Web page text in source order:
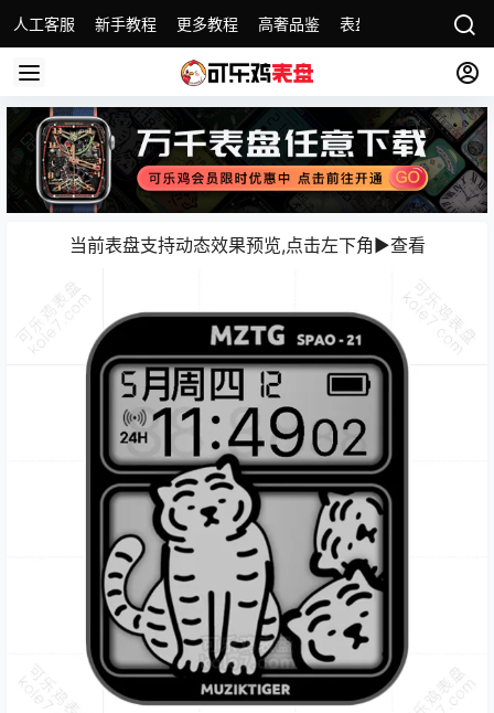
人工客服 新手教程 更多教程 高奢品鉴 表盘精选 名表故事
当前表盘支持动态效果预览,点击左下角▶️查看️